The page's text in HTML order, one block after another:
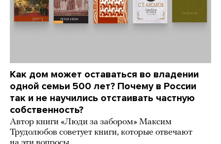
Как дом может оставаться во владении
одной семьи 500 лет? Почему в России
так и не научились отстаивать частную
собственность?
Автор книги «Люди за забором» Максим
Трудолюбов советует книги, которые отвечают